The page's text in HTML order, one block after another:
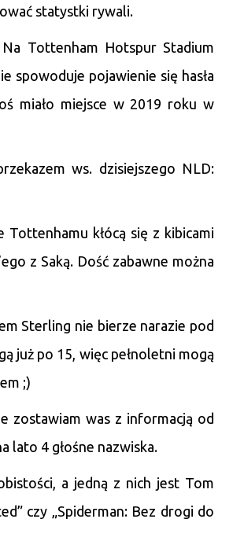
statystki rywali.
Tottenham Hotspur Stadium
spowoduje pojawienie się hasła
miało miejsce w 2019 roku w
ws. dzisiejszego NLD:
kłócą się z kibicami
z Saką. Dość zabawne można
Sterling nie bierze narazie pod
już po 15, więc pełnoletni mogą
;)
zostawiam was z informacją od
lato 4 głośne nazwiska.
a jedną z nich jest Tom
czy „Spiderman: Bez drogi do